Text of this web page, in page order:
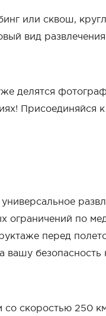
или сквош,
вид
делятся
Присоединяйся
по
перед
вашу
скоростью 250